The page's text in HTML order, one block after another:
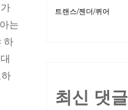
는
하
트랜스/젠더/퀴어
최신 댓글